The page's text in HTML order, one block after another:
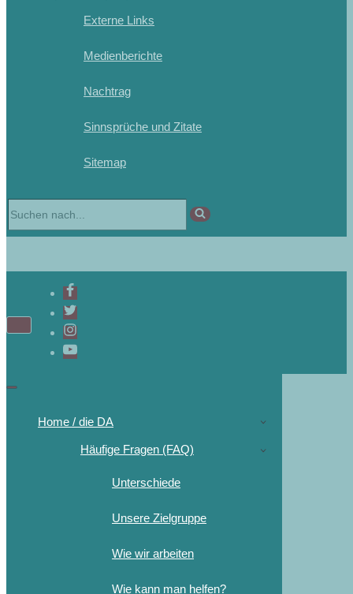
Externe Links
Medienberichte
Nachtrag
Sinnsprüche und Zitate
Sitemap
Navigations-
Navigations-
Home / die DA
Häufige Fragen (FAQ)
Unterschiede
Unsere Zielgruppe
Wie wir arbeiten
Wie kann man helfen?